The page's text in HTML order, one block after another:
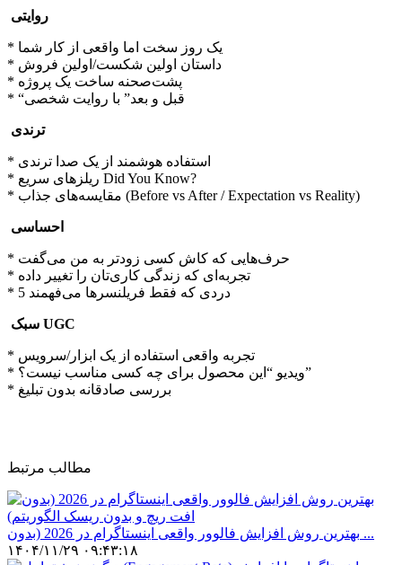
روایتی
* یک روز سخت اما واقعی از کار شما
* داستان اولین شکست/اولین فروش
* پشت‌صحنه ساخت یک پروژه
* “قبل و بعد” با روایت شخصی
ترندی
* استفاده هوشمند از یک صدا ترندی
* ریلزهای سریع Did You Know?
* مقایسه‌های جذاب (Before vs After / Expectation vs Reality)
احساسی
* حرف‌هایی که کاش کسی زودتر به من می‌گفت
* تجربه‌ای که زندگی کاری‌تان را تغییر داده
* 5 دردی که فقط فریلنسرها می‌فهمند
سبک UGC
* تجربه واقعی استفاده از یک ابزار/سرویس
* ویدیو “این محصول برای چه کسی مناسب نیست؟”
* بررسی صادقانه بدون تبلیغ
مطالب مرتبط
بهترین روش افزایش فالوور واقعی اینستاگرام در 2026 (بدون ...
۱۴۰۴/۱۱/۲۹ ۰۹:۴۳:۱۸